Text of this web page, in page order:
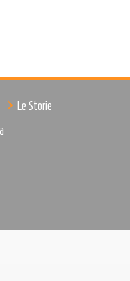
Le Storie